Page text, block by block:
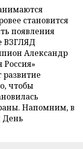
становится
появления
ВЗГЛЯД
Александр
чтобы
Напомним, в
День